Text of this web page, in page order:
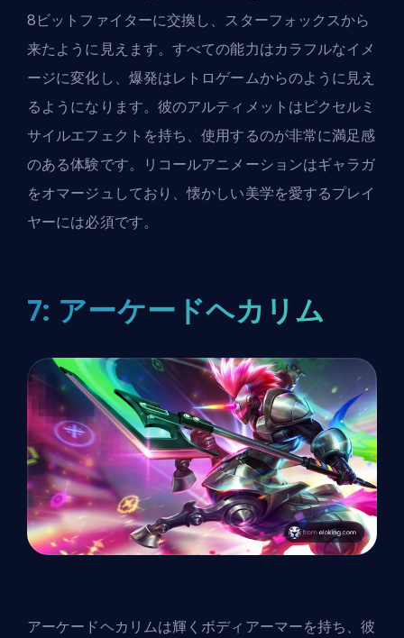
8ビットファイターに交換し、スターフォックスから
来たように見えます。すべての能力はカラフルなイメ
ージに変化し、爆発はレトロゲームからのように見え
るようになります。彼のアルティメットはピクセルミ
サイルエフェクトを持ち、使用するのが非常に満足感
のある体験です。リコールアニメーションはギャラガ
をオマージュしており、懐かしい美学を愛するプレイ
ヤーには必須です。
7: アーケードヘカリム
アーケードヘカリムは輝くボディアーマーを持ち、彼